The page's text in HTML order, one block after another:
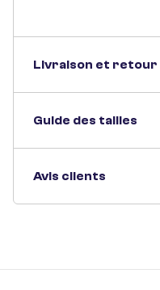
Livraison et retour
Guide des tailles
Avis clients